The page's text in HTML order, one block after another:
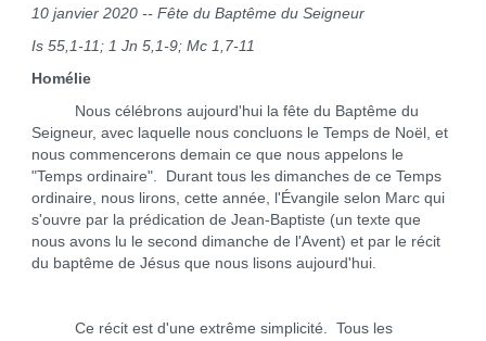
10 janvier 2020 -- Fête du Baptême du Seigneur
Is 55,1-11; 1 Jn 5,1-9; Mc 1,7-11
Homélie
Nous célébrons aujourd'hui la fête du Baptême du
Seigneur, avec laquelle nous concluons le Temps de Noël, et
nous commencerons demain ce que nous appelons le
"Temps ordinaire". Durant tous les dimanches de ce Temps
ordinaire, nous lirons, cette année, l'Évangile selon Marc qui
s'ouvre par la prédication de Jean-Baptiste (un texte que
nous avons lu le second dimanche de l'Avent) et par le récit
du baptême de Jésus que nous lisons aujourd'hui.
Ce récit est d'une extrême simplicité. Tous les